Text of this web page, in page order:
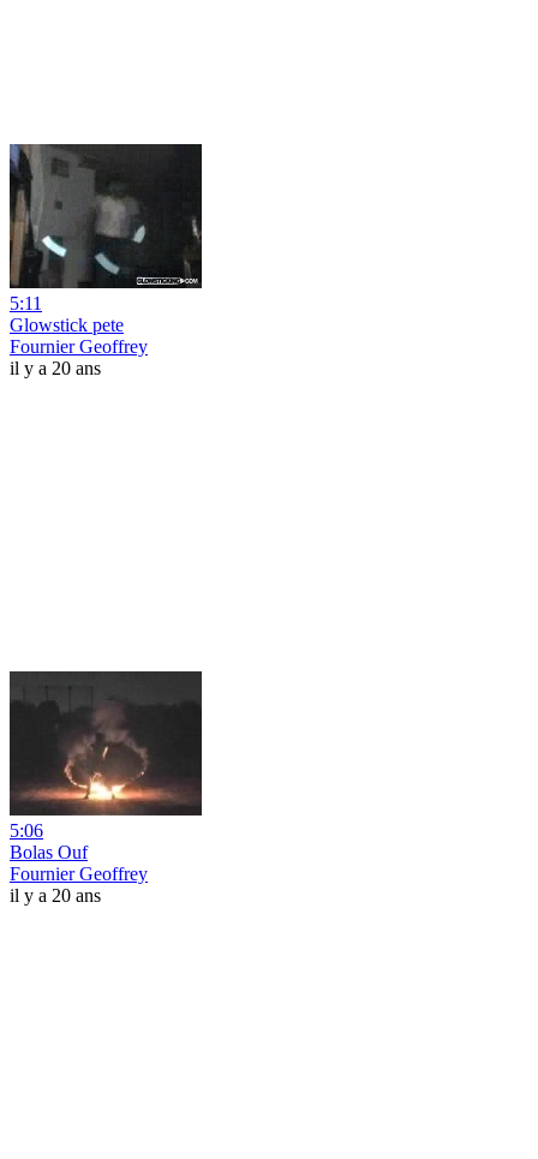
5:11
Glowstick pete
Fournier Geoffrey
il y a 20 ans
5:06
Bolas Ouf
Fournier Geoffrey
il y a 20 ans